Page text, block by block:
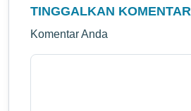
TINGGALKAN KOMENTAR
Komentar Anda